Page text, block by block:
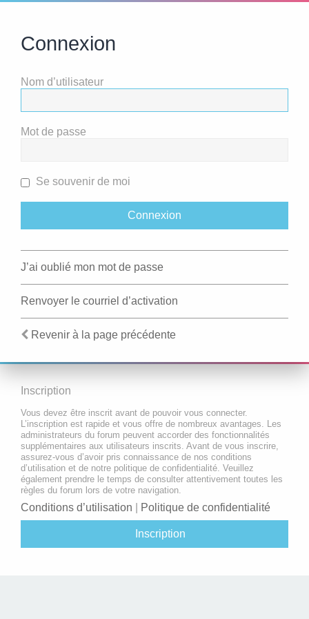
Connexion
Nom d’utilisateur
Mot de passe
Se souvenir de moi
J’ai oublié mon mot de passe
Renvoyer le courriel d’activation
Revenir à la page précédente
Inscription
Vous devez être inscrit avant de pouvoir vous connecter.
L’inscription est rapide et vous offre de nombreux avantages. Les
administrateurs du forum peuvent accorder des fonctionnalités
supplémentaires aux utilisateurs inscrits. Avant de vous inscrire,
assurez-vous d’avoir pris connaissance de nos conditions
d’utilisation et de notre politique de confidentialité. Veuillez
également prendre le temps de consulter attentivement toutes les
règles du forum lors de votre navigation.
Conditions d’utilisation Politique de confidentialité
Inscription